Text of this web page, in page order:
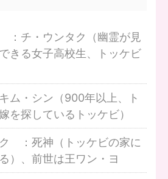
：チ・ウンタク（幽霊が見
きる女子高校生、トッケビ
ム・シン（900年以上、ト
を探しているトッケビ）
：死神（トッケビの家に
）、前世は王ワン・ヨ